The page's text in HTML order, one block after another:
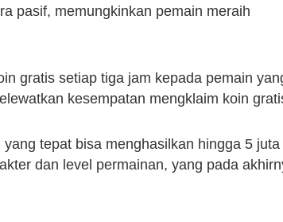
pasif, memungkinkan pemain meraih
gratis setiap tiga jam kepada pemain
kesempatan mengklaim koin
tepat bisa menghasilkan hingga 5 juta
dan level permainan, yang pada